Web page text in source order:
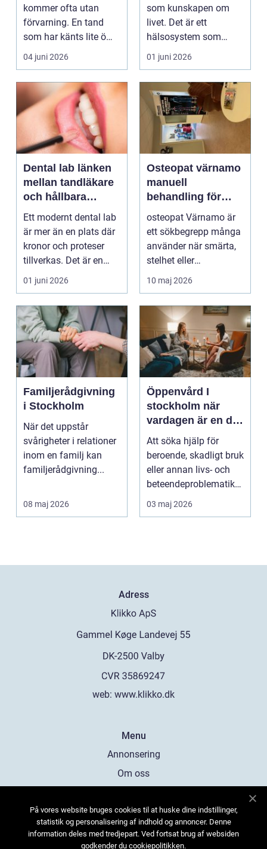
kommer ofta utan
förvarning. En tand
som har känts lite öm
kan plötsligt göra så
on...
04 juni 2026
som kunskapen om
livet. Det är ett
hälsosystem som
betonar balans, helhet
och...
01 juni 2026
Dental lab länken
mellan tandläkare
och hållbara
leenden
Ett modernt dental lab
är mer än en plats där
kronor och proteser
tillverkas. Det är en
teknisk och ...
01 juni 2026
Osteopat värnamo
manuell
behandling för
minskad smärta
och Ökad rörlighet
osteopat Värnamo är
ett sökbegrepp många
använder när smärta,
stelhet eller
återkommande värk
börjar...
10 maj 2026
Familjerådgivning
i Stockholm
När det uppstår
svårigheter i relationer
inom en familj kan
familjerådgivning...
08 maj 2026
Öppenvård I
stockholm när
vardagen är en del
av behandlingen
Att söka hjälp för
beroende, skadligt bruk
eller annan livs- och
beteendeproblematik
är ett stort st...
03 maj 2026
Adress
web: www.klikko.dk
Menu
Annonsering
Om oss
Kontakta oss
Sitemap
På vores website bruges cookies til at huske dine indstillinger,
statistik og personalisering af indhold og annoncer. Denne
information deles med tredjepart. Ved fortsat brug af websiden
godkender du cookiepolitikken.